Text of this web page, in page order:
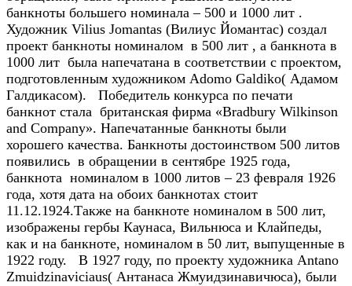
банкноты большего номинала – 500 и 1000 лит .
Художник Vilius Jomantas (Вилиус Йомантас) создал
проект банкноты номиналом в 500 лит , а банкнота в
1000 лит была напечатана в соответствии с проектом,
подготовленным художником Adomo Galdiko( Адамом
Галдикасом). Победитель конкурса по печати
банкнот стала британская фирма «Bradbury Wilkinson
and Company». Напечатанные банкноты были
хорошего качества. Банкноты достоинством 500 литов
появились в обращении в сентябре 1925 года,
банкнота номиналом в 1000 литов – 23 февраля 1926
года, хотя дата на обоих банкнотах стоит
11.12.1924.Также на банкноте номиналом в 500 лит,
изображены гербы Каунаса, Вильнюса и Клайпеды,
как и на банкноте, номиналом в 50 лит, выпущенные в
1922 году. В 1927 году, по проекту художника Antano
Zmuidzinaviciaus( Антанаса Жмуидзинавичюса), были